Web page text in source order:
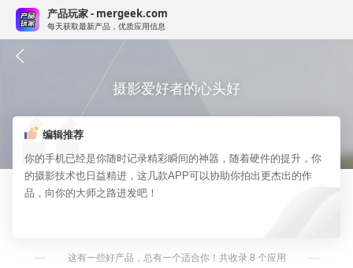
产品玩家 - mergeek.com
每天获取最新产品，优质应用信息
摄影爱好者的心头好
编辑推荐
你的手机已经是你随时记录精彩瞬间的神器，随着硬件的提升，你
的摄影技术也日益精进，这几款APP可以协助你拍出更杰出的作
品，向你的大师之路进发吧！
这有一些好产品，总有一个适合你！共收录 8 个应用